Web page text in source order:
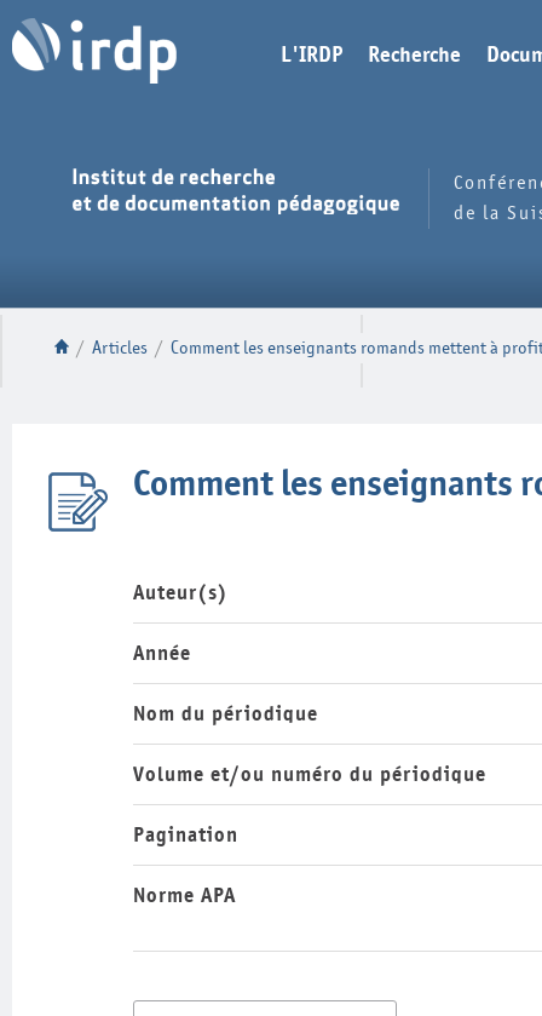
L'IRDP Recherche
de la
/ Articles / Comment les enseignants romands mettent à
Comment les
Auteur(s)
Année
Nom du périodique
Volume et/ou numéro du périodique
Pagination
Norme APA